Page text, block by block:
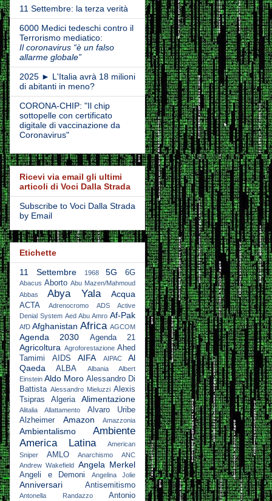
11 Settembre: la terza verità
6000 Medici tedeschi contro il
Terrorismo mediatico:
Il coronavirus “è un falso
allarme globale”
2025 ► L'Italia avrà 18 milioni
di abitanti in meno?
CORONA-CHIP: "Il chip
sottopelle con certificato
digitale di vaccinazione da
Coronavirus"
Ricevi via email gli ultimi
articoli di Voci Dalla Strada
Subscribe to Voci Dalla Strada
by Email
Etichette
11 Settembre
1968 5G 6G
Abacus Aborto Abu Mazen/Mahmoud
Abbas
Abya Yala Acqua
ACTA Adrenocromo
ADS Active
Denial System Aed Abu Amro Af-Pak
AfD Afghanistan Africa AGCOM
Agenda 2030 Agenda 21
Agricoltura Agroforestazione Ahed
Tamimi
AIDS AIFA AIPAC
Al
Qaeda
ALBA Albania
Albert
Einstein Aldo Moro Alessandro Di
Battista Alessandro Mieluzzi Alexis
Tsipras
Algeria Alimentazione
Alitalia Allattamento
Alvaro Uribe
Alzheimer
Amazon Amazzonia
Ambientalismo
Ambiente
America Latina
American
Sniper
AMLO Anarchismo
ANC
Andrew Wakefield Angela Merkel
Angeli e Demoni Angelina Jolie
Anniversari Antisemitismo
Antonella Randazzo
Antonio